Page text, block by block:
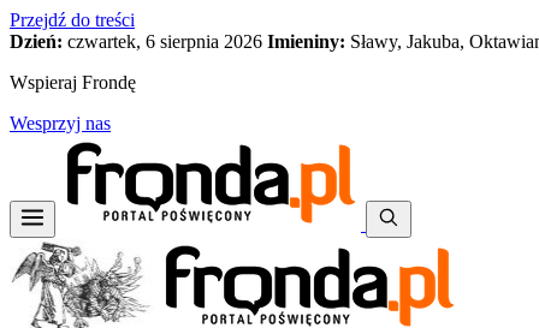
Przejdź do treści
Dzień: czwartek, 6 sierpnia 2026 Imieniny: Sławy, Jakuba,
Wspieraj Frondę
Wesprzyj nas